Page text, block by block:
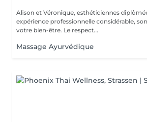
Alison et Véronique, esthéticiennes
expérience professionnelle considérable,
votre bien-être. Le respect...
Massage Ayurvédique